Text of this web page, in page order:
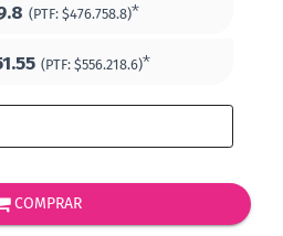
(PTF: $476.758.8)*
(PTF: $556.218.6)*
COMPRAR